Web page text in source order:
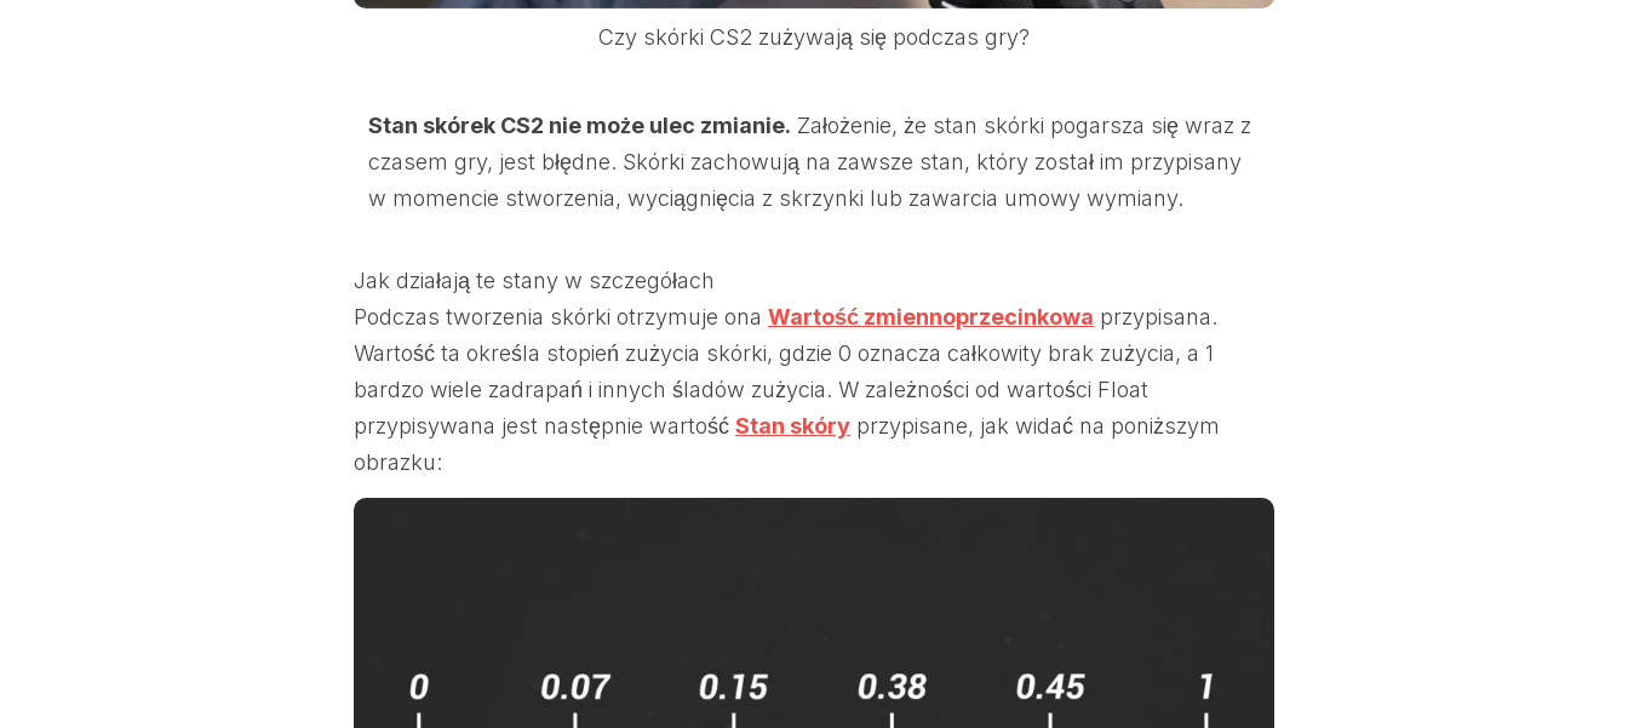
Czy skórki CS2 zużywają się podczas gry?
Stan skórek CS2 nie może ulec zmianie. Założenie, że stan skórki pogarsza się wraz z
czasem gry, jest błędne. Skórki zachowują na zawsze stan, który został im przypisany
w momencie stworzenia, wyciągnięcia z skrzynki lub zawarcia umowy wymiany.
Jak działają te stany w szczegółach
Podczas tworzenia skórki otrzymuje ona Wartość zmiennoprzecinkowa przypisana.
Wartość ta określa stopień zużycia skórki, gdzie 0 oznacza całkowity brak zużycia, a 1
bardzo wiele zadrapań i innych śladów zużycia. W zależności od wartości Float
przypisywana jest następnie wartość Stan skóry przypisane, jak widać na poniższym
obrazku: